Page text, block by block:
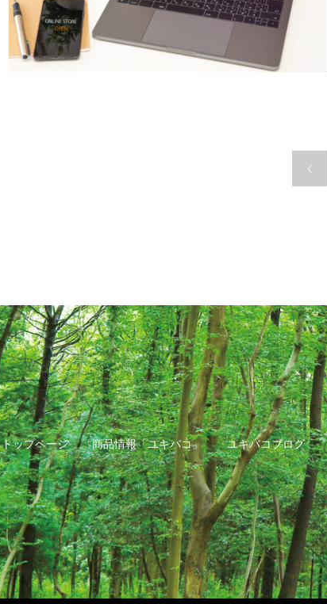
トップページ 商品情報「ユキバコ」 ユキバコブログ